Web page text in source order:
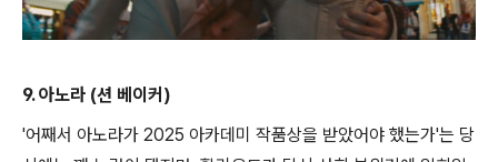
9. 아노라 (션 베이커)
'어째서 아노라가 2025 아카데미 작품상을 받았어야 했는가'는 당